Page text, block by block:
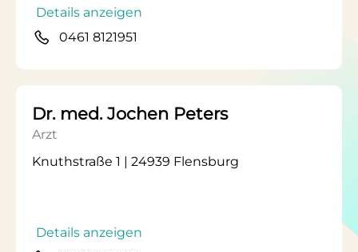
Details anzeigen
0461 8121951
Dr. med. Jochen Peters
Arzt
Knuthstraße 1 | 24939 Flensburg
Details anzeigen